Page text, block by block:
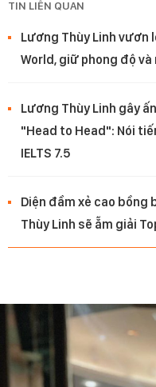
TIN LIÊN QUAN
Lương Thùy Linh vươn
World, giữ phong độ
Lương Thùy Linh gây
"Head to Head": Nói
IELTS 7.5
Diện đầm xẻ cao bồng
Thùy Linh sẽ ẵm giải